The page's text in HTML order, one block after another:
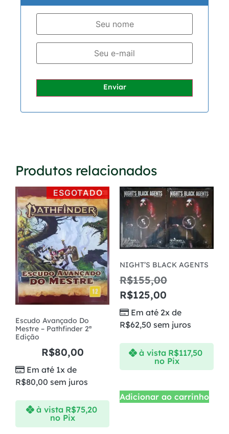
Enviar
Produtos relacionados
ESGOTADO
Escudo Avançado Do
Mestre – Pathfinder 2ª
Edição
R$80,00
Em até 1x de
R$80,00 sem juros
à vista R$75,20
no Pix
NIGHT’S BLACK AGENTS
R$155,00
R$125,00
Em até 2x de
R$62,50 sem juros
à vista R$117,50
no Pix
Adicionar ao carrinho